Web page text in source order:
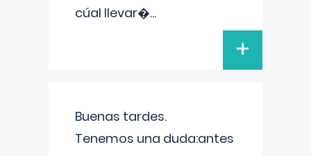
cúal llevar�...
+
Buenas tardes.
Tenemos una duda:antes